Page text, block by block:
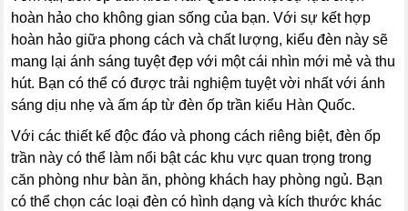
hoàn hảo cho không gian sống của bạn. Với sự kết hợp
hoàn hảo giữa phong cách và chất lượng, kiểu đèn này sẽ
mang lại ánh sáng tuyệt đẹp với một cái nhìn mới mẻ và thu
hút. Bạn có thể có được trải nghiệm tuyệt vời nhất với ánh
sáng dịu nhẹ và ấm áp từ đèn ốp trần kiểu Hàn Quốc.
Với các thiết kế độc đáo và phong cách riêng biệt, đèn ốp
trần này có thể làm nổi bật các khu vực quan trọng trong
căn phòng như bàn ăn, phòng khách hay phòng ngủ. Bạn
có thể chọn các loại đèn có hình dạng và kích thước khác